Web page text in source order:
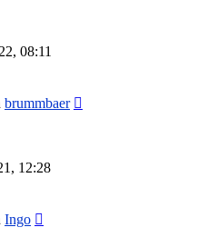
08:11
brummbaer
12:28
Ingo